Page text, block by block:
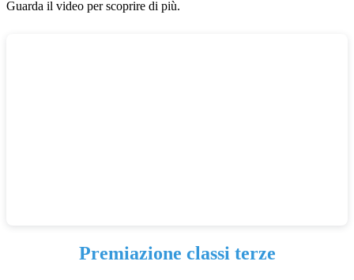
Guarda il video per scoprire di più.
Premiazione classi terze